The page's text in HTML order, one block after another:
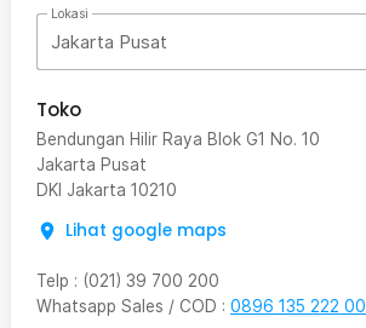
Lokasi
Jakarta Pusat
Toko
Bendungan Hilir Raya Blok G1 No. 10
Jakarta Pusat
DKI Jakarta 10210
Lihat google maps
Telp : (021) 39 700 200
Whatsapp Sales / COD : 0896 135 222 00